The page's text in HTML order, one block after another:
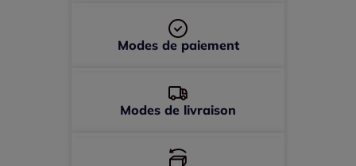
Modes de paiement
Modes de livraison